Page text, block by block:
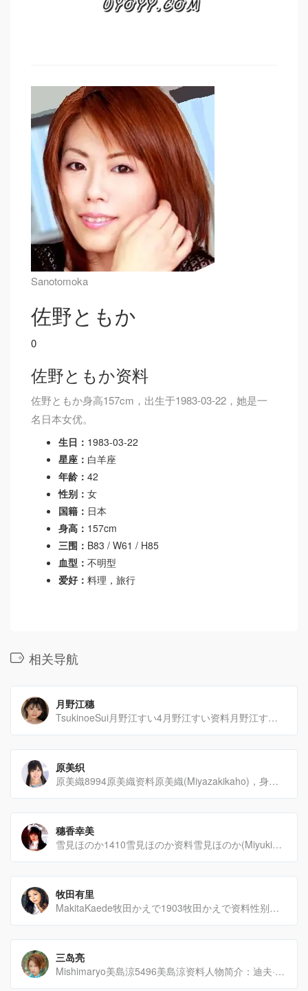
Sanotomoka
佐野ともか
0
佐野ともか资料
佐野ともか身高157cm，出生于1983-03-22，她是一
名日本女优。
生日： 1983-03-22
星座： 白羊座
年龄： 42
性别： 女
国籍： 日本
身高： 157cm
三围： B83 / W61 / H85
血型： 不明型
爱好： 料理，旅行
相关导航
月野江穗
TsukinoeSui月野江すい4月野江すい资料月野江すい（TsukinoeSui）是一位来自大阪[…]
原美织
原美織8994原美織资料原美織(Miyazakikaho)，身高150cm，出生于1993-09-13[…]
穗香幸美
雪見ほのか1410雪見ほのか资料雪見ほのか(Miyukiarisu)，身高157cm，出生于1990-[…]
牧田有里
MakitaKaede牧田かえで1903牧田かえで资料性别：女国籍：日本身高：152cm三围：[…]
三岛亮
Mishimaryo美島涼5496美島涼资料人物简介：迪夫·威廉姆斯迪夫·威廉姆斯，是一位享誉世界[…]